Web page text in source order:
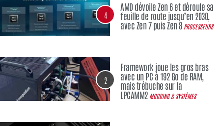
4
AMD dévoile Zen 6 et déroule sa
feuille de route jusqu’en 2030,
avec Zen 7 puis Zen 8 PROCESSEURS
2
Framework joue les gros bras
avec un PC à 192 Go de RAM,
mais trébuche sur la
LPCAMM2 MODDING & SYSTÈMES